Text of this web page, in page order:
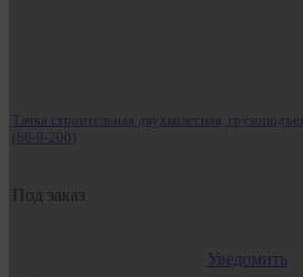
Тачка строительная двухколесная,
(66-9-200)
Под заказ
Уведомить